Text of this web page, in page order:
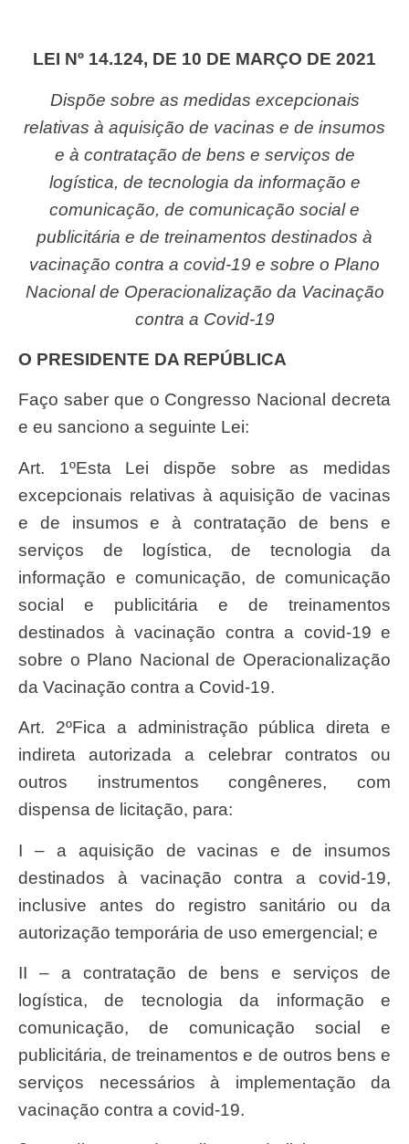
LEI Nº 14.124, DE 10 DE MARÇO DE 2021
Dispõe sobre as medidas excepcionais
relativas à aquisição de vacinas e de insumos
e à contratação de bens e serviços de
logística, de tecnologia da informação e
comunicação, de comunicação social e
publicitária e de treinamentos destinados à
vacinação contra a covid-19 e sobre o Plano
Nacional de Operacionalização da Vacinação
contra a Covid-19
O PRESIDENTE DA REPÚBLICA
Faço saber que o Congresso Nacional decreta
e eu sanciono a seguinte Lei:
Art. 1ºEsta Lei dispõe sobre as medidas
excepcionais relativas à aquisição de vacinas
e de insumos e à contratação de bens e
serviços de logística, de tecnologia da
informação e comunicação, de comunicação
social e publicitária e de treinamentos
destinados à vacinação contra a covid-19 e
sobre o Plano Nacional de Operacionalização
da Vacinação contra a Covid-19.
Art. 2ºFica a administração pública direta e
indireta autorizada a celebrar contratos ou
outros instrumentos congêneres, com
dispensa de licitação, para:
I – a aquisição de vacinas e de insumos
destinados à vacinação contra a covid-19,
inclusive antes do registro sanitário ou da
autorização temporária de uso emergencial; e
II – a contratação de bens e serviços de
logística, de tecnologia da informação e
comunicação, de comunicação social e
publicitária, de treinamentos e de outros bens e
serviços necessários à implementação da
vacinação contra a covid-19.